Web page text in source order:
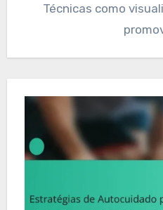
Técnicas como